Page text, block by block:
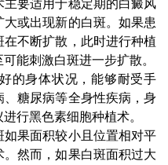
主要适用于稳定期的白癜风
或出现新的白斑。如果患
不断扩散，此时进行种植
能刺激白斑进一步扩散。
的身体状况，能够耐受手
糖尿病等全身性疾病，身
行黑色素细胞种植术。
如果面积较小且位置相对平
然而，如果白斑面积过大